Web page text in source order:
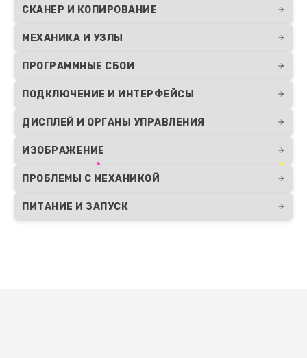
СКАНЕР И КОПИРОВАНИЕ
МЕХАНИКА И УЗЛЫ
ПРОГРАММНЫЕ СБОИ
ПОДКЛЮЧЕНИЕ И ИНТЕРФЕЙСЫ
ДИСПЛЕЙ И ОРГАНЫ УПРАВЛЕНИЯ
ИЗОБРАЖЕНИЕ
ПРОБЛЕМЫ С МЕХАНИКОЙ
ПИТАНИЕ И ЗАПУСК